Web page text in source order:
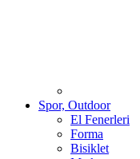
Spor, Outdoor
El Fenerleri
Forma
Bisiklet